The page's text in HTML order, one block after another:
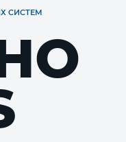
СИСТЕМ